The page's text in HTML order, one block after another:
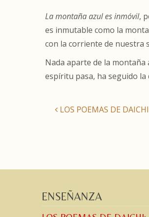
La montaña azul es inmóvil,
es inmutable como la
con la corriente de nuestra
Nada aparte de la montaña
espíritu pasa, ha seguido
LOS POEMAS DE
ENSEÑANZA